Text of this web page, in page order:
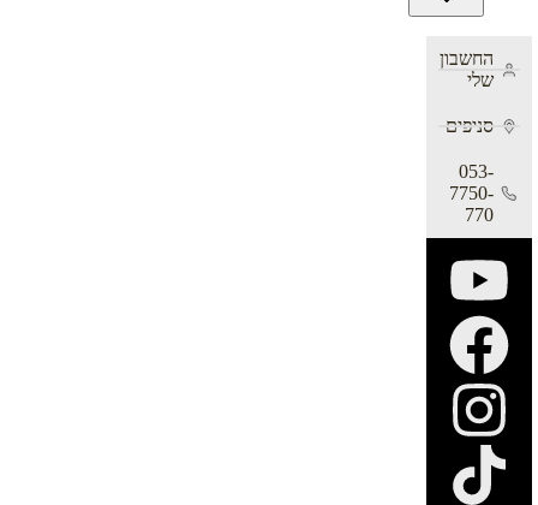
החשבון
שלי
סניפים
053-
7750-
770